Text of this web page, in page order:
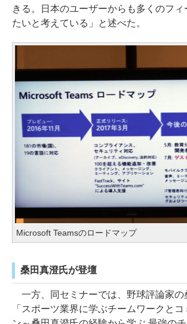
きる。日本のユーザーからも多くのフ
たいと考えている」と述べた。
Microsoft Teamsのロードマップ
桑田真澄氏が登壇
一方、同セミナーでは、野球評論家の
「スポーツ業界に学ぶチームワークと